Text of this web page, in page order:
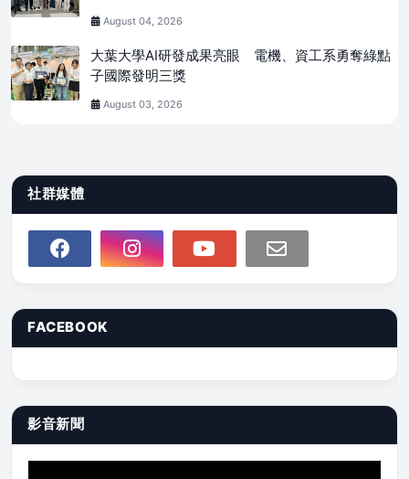
August 04, 2026
大葉大學AI研發成果亮眼 電機、資工系勇奪綠點
子國際發明三獎
August 03, 2026
社群媒體
FACEBOOK
影音新聞